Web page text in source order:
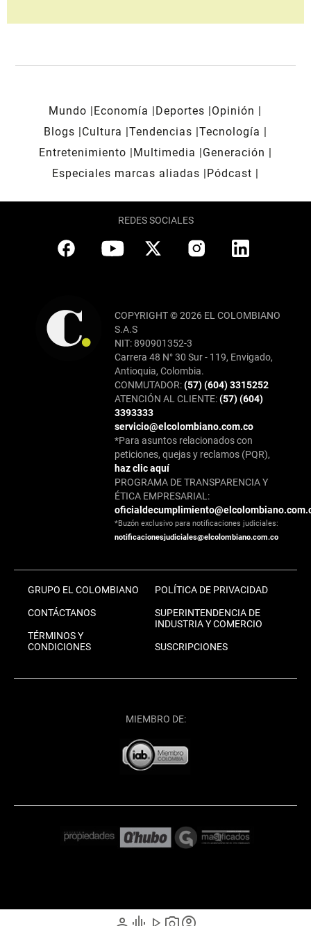
Mundo Economía Deportes
Opinión
Blogs
Cultura Tendencias Tecnología
Entretenimiento
Multimedia
Generación
Especiales marcas aliadas
Pódcast
REDES SOCIALES
COPYRIGHT © 2026 EL COLOMBIANO
S.A.S
NIT: 890901352-3
Carrera 48 N° 30 Sur - 119, Envigado,
Antioquia, Colombia.
CONMUTADOR:(57) (604) 3315252
ATENCIÓN AL CLIENTE:(57) (604)
3393333
servicio@elcolombiano.com.co
*Para asuntos relacionados con
peticiones, quejas y reclamos (PQR),
haz clic aquí
PROGRAMA DE TRANSPARENCIA Y
ÉTICA EMPRESARIAL:
*Buzón exclusivo para notificaciones judiciales:
notificacionesjudiciales@elcolombiano.com.co
GRUPO EL COLOMBIANO
CONTÁCTANOS
TÉRMINOS Y
CONDICIONES
POLÍTICA DE PRIVACIDAD
SUPERINTENDENCIA DE
INDUSTRIA Y COMERCIO
SUSCRIPCIONES
MIEMBRO DE: